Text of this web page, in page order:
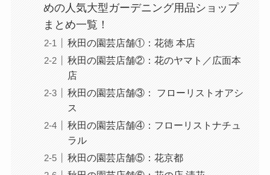
めの人気大型ガーデニング用品ショップ
まとめ一覧！
秋田の園芸店舗①：花徳 本店
秋田の園芸店舗②：花のヤマト／広面本
店
秋田の園芸店舗③： フローリストオアシ
ス
秋田の園芸店舗④：フローリストナチュ
ラル
秋田の園芸店舗⑤：花京都